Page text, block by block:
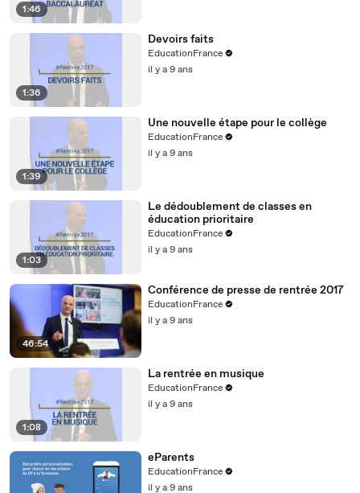
1:46
1:36
Devoirs faits
EducationFrance
il y a 9 ans
1:39
Une nouvelle étape pour le collège
EducationFrance
il y a 9 ans
1:03
Le dédoublement de classes en
éducation prioritaire
EducationFrance
il y a 9 ans
46:54
Conférence de presse de rentrée 2017
EducationFrance
il y a 9 ans
1:08
La rentrée en musique
EducationFrance
il y a 9 ans
eParents
EducationFrance
il y a 9 ans